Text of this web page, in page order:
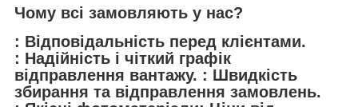
Чому всі замовляють у нас?
: Відповідальність перед клієнтами.
: Надійність і чіткий графік
відправлення вантажу. : Швидкість
збирання та відправлення замовлень.